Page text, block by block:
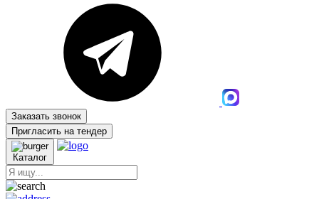
Заказать звонок
Пригласить на тендер
Каталог